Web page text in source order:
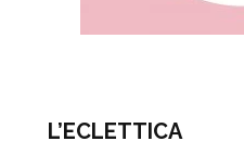
L’ECLETTICA